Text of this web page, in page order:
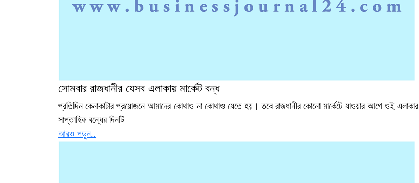
সোমবার রাজধানীর যেসব এলাকায় মার্কেট বন্ধ
প্রতিদিন কেনাকাটার প্রয়োজনে আমাদের কোথাও না কোথাও যেতে হয়। তবে রাজধানীর কোনো মার্কেটে যাওয়ার আগে ওই এলাকার
সাপ্তাহিক বন্ধের দিনটি
আরও পড়ুন..